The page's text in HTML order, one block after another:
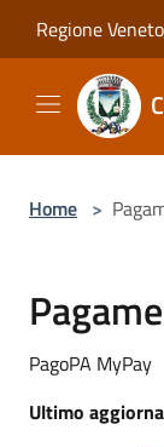
Regione Veneto
Home >
PagoPA MyPay
Ultimo